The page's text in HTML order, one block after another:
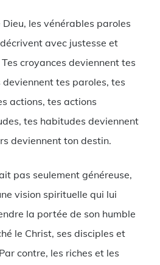
les vénérables paroles
avec justesse et
croyances deviennent tes
deviennent tes paroles, tes
actions, tes actions
tes habitudes deviennent
deviennent ton destin.
pas seulement généreuse,
vision spirituelle qui lui
la portée de son humble
le Christ, ses disciples et
contre, les riches et les